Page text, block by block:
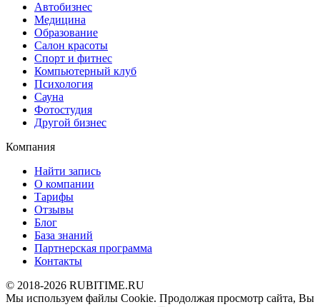
Автобизнес
Медицина
Образование
Салон красоты
Спорт и фитнес
Компьютерный клуб
Психология
Сауна
Фотостудия
Другой бизнес
Компания
Найти запись
О компании
Тарифы
Отзывы
Блог
База знаний
Партнерская программа
Контакты
© 2018-2026 RUBITIME.RU
Мы используем файлы Cookie. Продолжая просмотр сайта, Вы